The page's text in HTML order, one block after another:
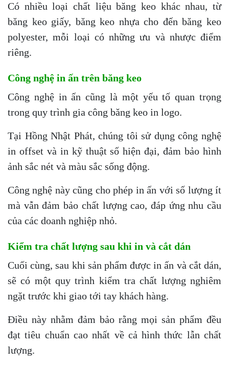
Có nhiều loại chất liệu băng keo khác nhau, từ
băng keo giấy, băng keo nhựa cho đến băng keo
polyester, mỗi loại có những ưu và nhược điểm
riêng.
Công nghệ in ấn trên băng keo
Công nghệ in ấn cũng là một yếu tố quan trọng
trong quy trình gia công băng keo in logo.
Tại Hồng Nhật Phát, chúng tôi sử dụng công nghệ
in offset và in kỹ thuật số hiện đại, đảm bảo hình
ảnh sắc nét và màu sắc sống động.
Công nghệ này cũng cho phép in ấn với số lượng ít
mà vẫn đảm bảo chất lượng cao, đáp ứng nhu cầu
của các doanh nghiệp nhỏ.
Kiểm tra chất lượng sau khi in và cắt dán
Cuối cùng, sau khi sản phẩm được in ấn và cắt dán,
sẽ có một quy trình kiểm tra chất lượng nghiêm
ngặt trước khi giao tới tay khách hàng.
Điều này nhằm đảm bảo rằng mọi sản phẩm đều
đạt tiêu chuẩn cao nhất về cả hình thức lẫn chất
lượng.